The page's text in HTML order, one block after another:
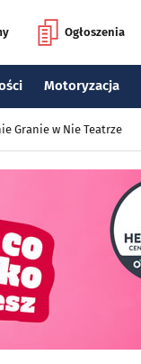
Ogłoszenia
Motoryzacja
Granie w Nie Teatrze